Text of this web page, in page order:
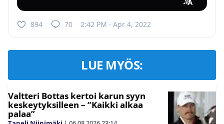
894 70 2:42 PM · Apr 4, 2022
LUE MYÖS:
Valtteri Bottas kertoi karun syyn
keskeytyksilleen – ”Kaikki alkaa
palaa”